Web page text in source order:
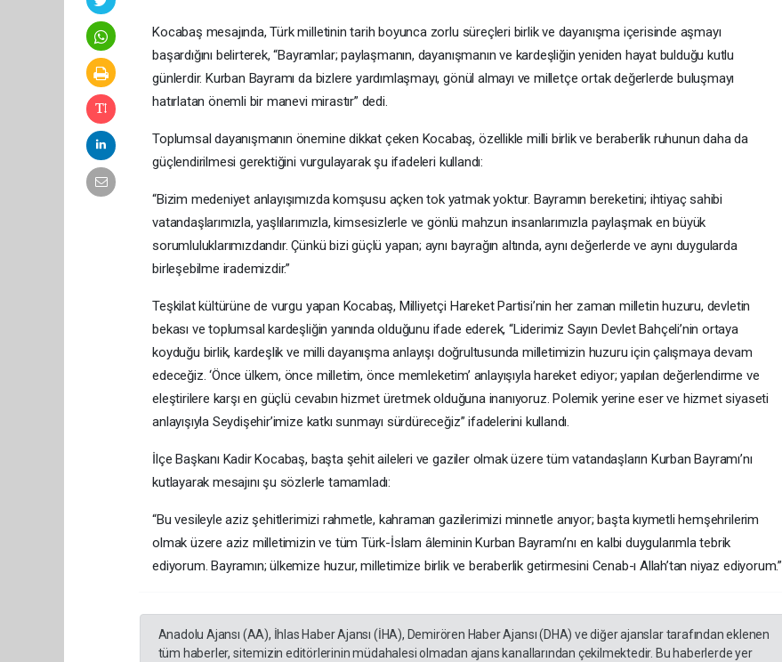
Kocabaş mesajında, Türk milletinin tarih boyunca zorlu süreçleri birlik ve dayanışma içerisinde aşmayı
başardığını belirterek, “Bayramlar; paylaşmanın, dayanışmanın ve kardeşliğin yeniden hayat bulduğu kutlu
günlerdir. Kurban Bayramı da bizlere yardımlaşmayı, gönül almayı ve milletçe ortak değerlerde buluşmayı
hatırlatan önemli bir manevi mirastır” dedi.
Toplumsal dayanışmanın önemine dikkat çeken Kocabaş, özellikle milli birlik ve beraberlik ruhunun daha da
güçlendirilmesi gerektiğini vurgulayarak şu ifadeleri kullandı:
“Bizim medeniyet anlayışımızda komşusu açken tok yatmak yoktur. Bayramın bereketini; ihtiyaç sahibi
vatandaşlarımızla, yaşlılarımızla, kimsesizlerle ve gönlü mahzun insanlarımızla paylaşmak en büyük
sorumluluklarımızdandır. Çünkü bizi güçlü yapan; aynı bayrağın altında, aynı değerlerde ve aynı duygularda
birleşebilme irademizdir.”
Teşkilat kültürüne de vurgu yapan Kocabaş, Milliyetçi Hareket Partisi’nin her zaman milletin huzuru, devletin
bekası ve toplumsal kardeşliğin yanında olduğunu ifade ederek, “Liderimiz Sayın Devlet Bahçeli’nin ortaya
koyduğu birlik, kardeşlik ve milli dayanışma anlayışı doğrultusunda milletimizin huzuru için çalışmaya devam
edeceğiz. ‘Önce ülkem, önce milletim, önce memleketim’ anlayışıyla hareket ediyor; yapılan değerlendirme ve
eleştirilere karşı en güçlü cevabın hizmet üretmek olduğuna inanıyoruz. Polemik yerine eser ve hizmet siyaseti
anlayışıyla Seydişehir’imize katkı sunmayı sürdüreceğiz” ifadelerini kullandı.
İlçe Başkanı Kadir Kocabaş, başta şehit aileleri ve gaziler olmak üzere tüm vatandaşların Kurban Bayramı’nı
kutlayarak mesajını şu sözlerle tamamladı:
“Bu vesileyle aziz şehitlerimizi rahmetle, kahraman gazilerimizi minnetle anıyor; başta kıymetli hemşehrilerim
olmak üzere aziz milletimizin ve tüm Türk-İslam âleminin Kurban Bayramı’nı en kalbi duygularımla tebrik
ediyorum. Bayramın; ülkemize huzur, milletimize birlik ve beraberlik getirmesini Cenab-ı Allah’tan niyaz ediyorum.”
Anadolu Ajansı (AA), İhlas Haber Ajansı (İHA), Demirören Haber Ajansı (DHA) ve diğer ajanslar tarafından eklenen
tüm haberler, sitemizin editörlerinin müdahalesi olmadan ajans kanallarından çekilmektedir. Bu haberlerde yer